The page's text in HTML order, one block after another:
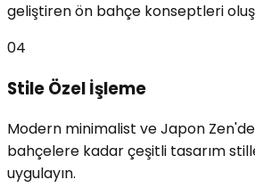
geliştiren ön bahçe konseptleri
04
Stile Özel İşleme
Modern minimalist ve Japon
bahçelere kadar çeşitli tasarım
uygulayın.